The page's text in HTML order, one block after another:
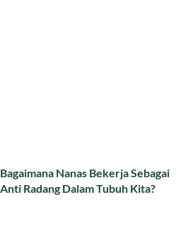
Bagaimana Nanas Bekerja Sebagai
Anti Radang Dalam Tubuh Kita?